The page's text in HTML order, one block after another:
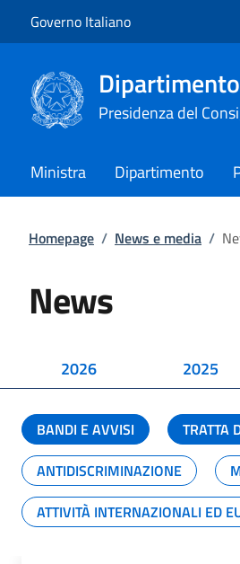
Governo Italiano
Presidenza del
Ministra Dipartimento
Homepage / News e media /
News
2026 2025
BANDI E AVVISI TRATTA
ANTIDISCRIMINAZIONE
ATTIVITÀ INTERNAZIONALI ED